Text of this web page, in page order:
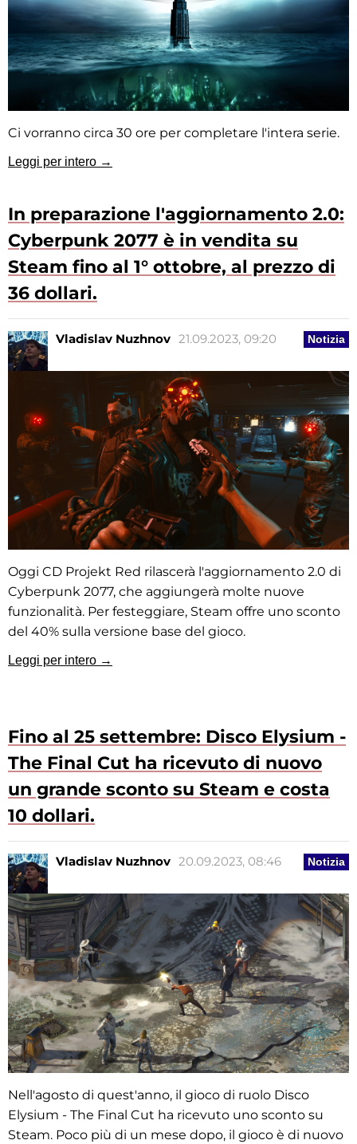
Ci vorranno circa 30 ore per completare l'intera serie.
Leggi per intero →
In preparazione l'aggiornamento 2.0:
Cyberpunk 2077 è in vendita su
Steam fino al 1° ottobre, al prezzo di
36 dollari.
Notizia
Vladislav Nuzhnov 21.09.2023, 09:20
Oggi CD Projekt Red rilascerà l'aggiornamento 2.0 di
Cyberpunk 2077, che aggiungerà molte nuove
funzionalità. Per festeggiare, Steam offre uno sconto
del 40% sulla versione base del gioco.
Leggi per intero →
Fino al 25 settembre: Disco Elysium -
The Final Cut ha ricevuto di nuovo
un grande sconto su Steam e costa
10 dollari.
Notizia
Vladislav Nuzhnov 20.09.2023, 08:46
Nell'agosto di quest'anno, il gioco di ruolo Disco
Elysium - The Final Cut ha ricevuto uno sconto su
Steam. Poco più di un mese dopo, il gioco è di nuovo